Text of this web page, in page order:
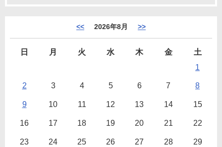
<< 2026年8月 >>
日 月 火 水 木 金
土
1
2 3 4 5 6 7 8
9 10 11 12 13 14 15
16 17 18 19 20 21 22
23 24 25 26 27 28 29